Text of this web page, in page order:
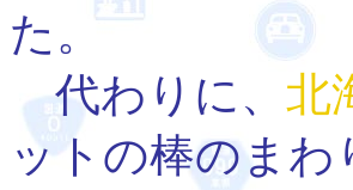
た。
代わりに、 北
ットの棒のま